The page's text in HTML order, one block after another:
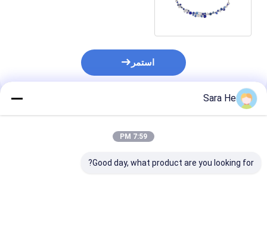
استمر
المنتجات الموصى بها
Sara He
7:59 PM
Good day, what product are you looking for?